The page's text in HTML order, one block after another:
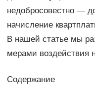
недобросовестно —
начисление
В нашей статье мы
мерами воздействия
Содержание